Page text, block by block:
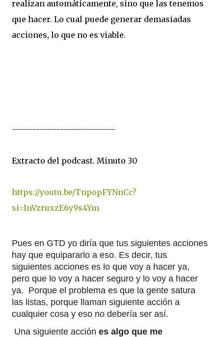
realizan automáticamente, sino que las tenemos
que hacer. Lo cual puede generar demasiadas
acciones, lo que no es viable.
------------------------------
Extracto del podcast. Minuto 30
https://youtu.be/TnpopFYNnCc?
si=InVzruxzE6y9s4Ym
Pues en GTD yo diría que tus siguientes acciones
hay que equipararlo a eso. Es decir, tus
siguientes acciones es lo que voy a hacer ya,
pero que lo voy a hacer seguro y lo voy a hacer
ya. Porque el problema es que la gente satura
las listas, porque llaman siguiente acción a
cualquier cosa y eso no debería ser así.
Una siguiente acción es algo que me